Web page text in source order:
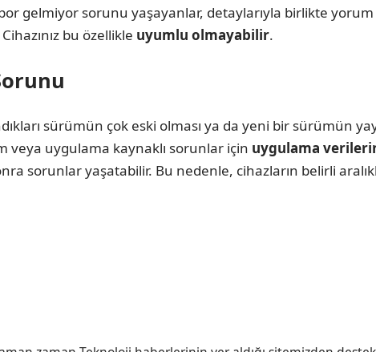
gelmiyor sorunu yaşayanlar, detaylarıyla birlikte yorum
bu özellikle uyumlu olmayabilir.
sürümün çok eski olması ya da yeni bir sürümün
veya uygulama kaynaklı sorunlar için uygulama
sorunlar yaşatabilir. Bu nedenle, cihazların belirli